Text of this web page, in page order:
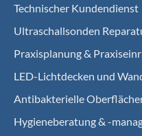
Technischer Kundendienst
Ultraschallsonden
Praxisplanung &
LED-Lichtdecken und
Antibakterielle
Hygieneberatung & -